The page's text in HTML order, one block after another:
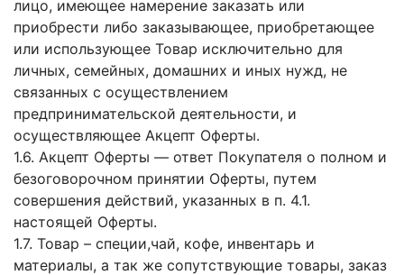
лицо, имеющее намерение заказать или
приобрести либо заказывающее, приобретающее
или использующее Товар исключительно для
личных, семейных, домашних и иных нужд, не
связанных с осуществлением
предпринимательской деятельности, и
осуществляющее Акцепт Оферты.
1.6. Акцепт Оферты — ответ Покупателя о полном и
безоговорочном принятии Оферты, путем
совершения действий, указанных в п. 4.1.
настоящей Оферты.
1.7. Товар – специи,чай, кофе, инвентарь и
материалы, а так же сопутствующие товары, заказ